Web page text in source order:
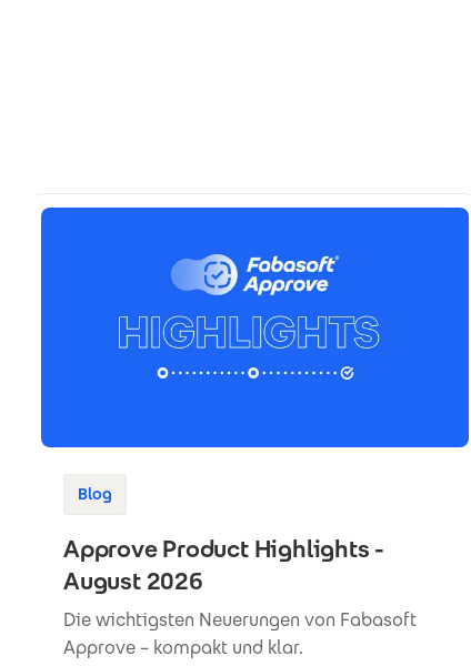
Blog
Approve Product Highlights -
August 2026
Die wichtigsten Neuerungen von Fabasoft
Approve – kompakt und klar.